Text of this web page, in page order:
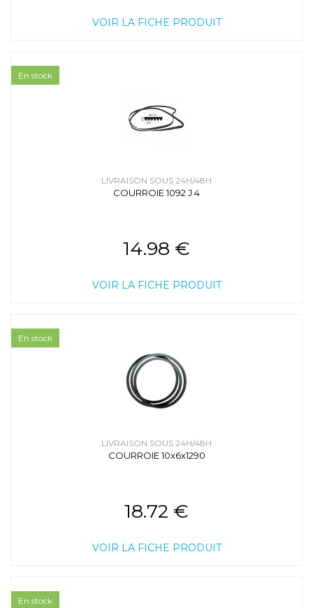
VOIR LA FICHE PRODUIT
LIVRAISON SOUS 24H/48H
COURROIE 1092 J 4
14.98 €
VOIR LA FICHE PRODUIT
En stock
LIVRAISON SOUS 24H/48H
COURROIE 10x6x1290
18.72 €
VOIR LA FICHE PRODUIT
En stock
En stock